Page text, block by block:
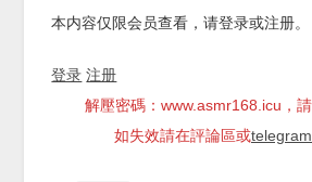
本内容仅限会员查看，请登录或注册。
登录 注册
解壓密碼：www.asmr168.icu，請
如失效請在評論區或